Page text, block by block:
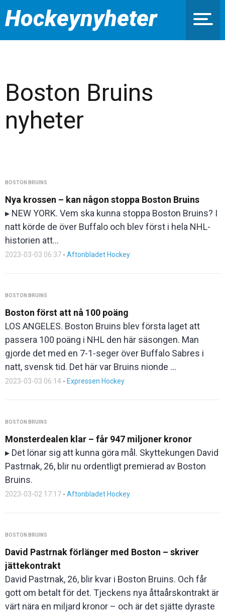
Hockeynyheter
Boston Bruins
nyheter
BOSTON BRUINS
Nya krossen – kan någon stoppa Boston Bruins
▸ NEW YORK. Vem ska kunna stoppa Boston Bruins? I
natt körde de över Buffalo och blev först i hela NHL-
historien att…
2023-03-03 06:37 - Aftonbladet Hockey
BOSTON BRUINS
Boston först att nå 100 poäng
LOS ANGELES. Boston Bruins blev första laget att
passera 100 poäng i NHL den här säsongen. Man
gjorde det med en 7-1-seger över Buffalo Sabres i
natt, svensk tid. Det här var Bruins nionde ...
2023-03-03 06:14 - Expressen Hockey
BOSTON BRUINS
Monsterdealen klar – får 947 miljoner kronor
▸ Det lönar sig att kunna göra mål. Skyttekungen David
Pastrnak, 26, blir nu ordentligt premierad av Boston
Bruins.
2023-03-02 17:17 - Aftonbladet Hockey
BOSTON BRUINS
David Pastrnak förlänger med Boston – skriver
jättekontrakt
David Pastrnak, 26, blir kvar i Boston Bruins. Och får
gott om betalt för det. Tjeckens nya åttaårskontrakt är
värt nära en miljard kronor – och är det sjätte dyraste